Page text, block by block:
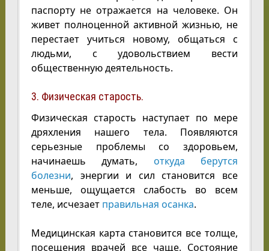
паспорту не отражается на человеке. Он
живет полноценной активной жизнью, не
перестает учиться новому, общаться с
людьми, с удовольствием вести
общественную деятельность.
3. Физическая старость.
Физическая старость наступает по мере
дряхления нашего тела. Появляются
серьезные проблемы со здоровьем,
начинаешь думать, откуда берутся
болезни, энергии и сил становится все
меньше, ощущается слабость во всем
теле, исчезает правильная осанка.
Медицинская карта становится все толще,
посещения врачей все чаще. Состояние